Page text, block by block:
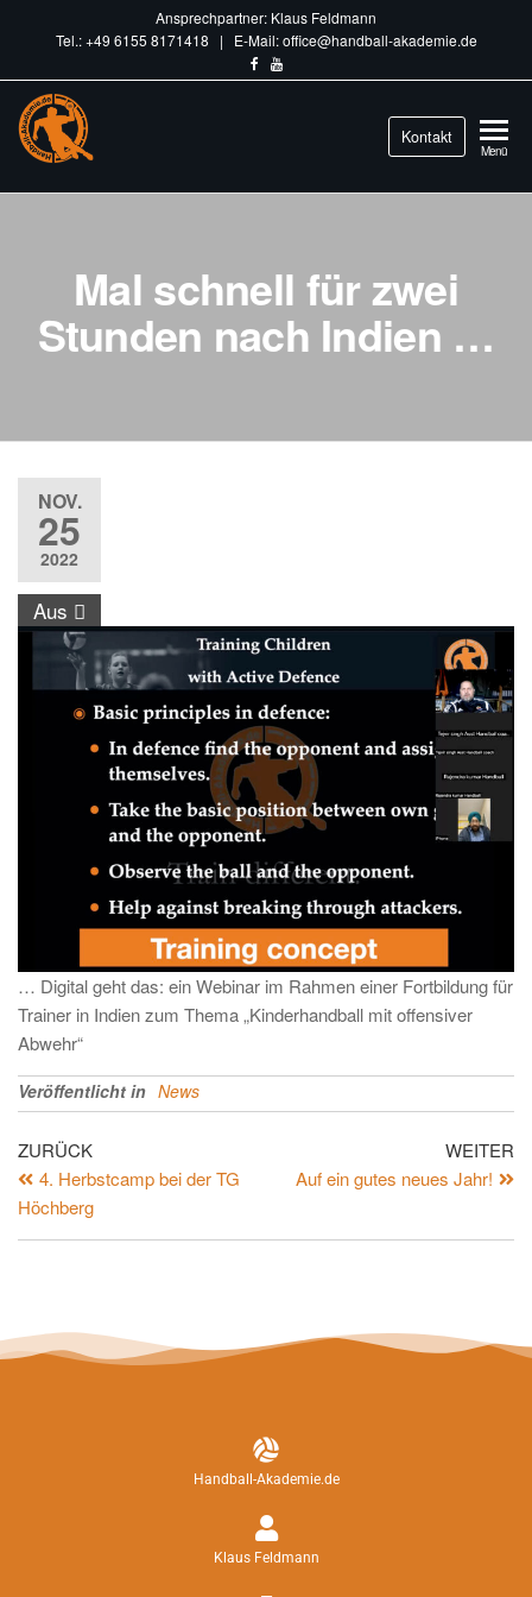
Ansprechpartner: Klaus Feldmann
Tel.: +49 6155 8171418 | E-Mail: office@handball-akademie.de
Akademie.de
Kontakt
Menü
Mal schnell für zwei
Stunden nach Indien …
NOV.
25
2022
Aus
… Digital geht das: ein Webinar im Rahmen einer Fortbildung für
Trainer in Indien zum Thema „Kinderhandball mit offensiver
Abwehr“
Veröffentlicht in News
ZURÜCK
4. Herbstcamp bei der TG
Höchberg
WEITER
Auf ein gutes neues Jahr!
Handball-Akademie.de
Klaus Feldmann